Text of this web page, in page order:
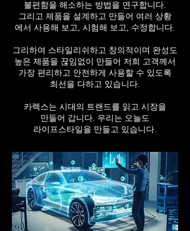
불편함을 해소하는 방법을 연구합니다.
그리고 제품을 설계하고 만들어 여러 상황
에서 사용해 보고, 시험해 보고, 수정합니다.
그리하여 스타일리쉬하고 창의적이며 완성도
높은 제품을 끊임없이 만들어 저희 고객께서
가장 편리하고 안전하게 사용할 수 있도록
최선을 다하고 있습니다.
카렉스는 시대의 트랜드를 읽고 시장을
만들어 갑니다. 우리는 오늘도
라이프스타일을 만들고 있습니다.